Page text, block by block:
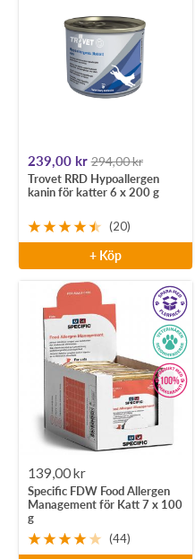
Rea-
pris
239,00 kr294,00 kr
Trovet RRD Hypoallergen
kanin för katter 6 x 200 g
(20)
+ Köp
Rea-
pris
139,00 kr
Specific FDW Food Allergen
Management för Katt 7 x 100
g
(44)